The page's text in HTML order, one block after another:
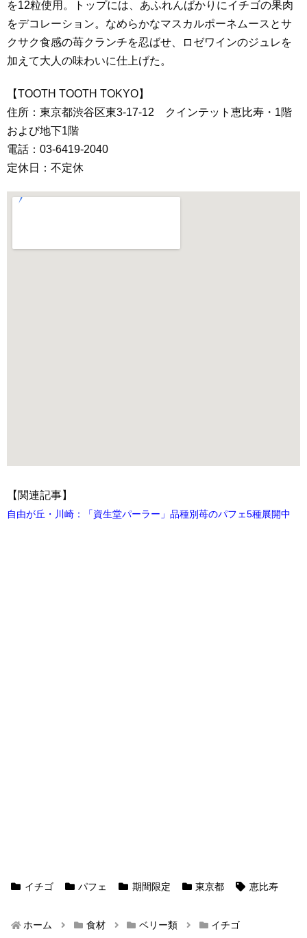
を12粒使用。トップには、あふれんばかりにイチゴの果肉
をデコレーション。なめらかなマスカルポーネムースとサ
クサク食感の苺クランチを忍ばせ、ロゼワインのジュレを
加えて大人の味わいに仕上げた。
【TOOTH TOOTH TOKYO】
住所：東京都渋谷区東3-17-12 クインテット恵比寿・1階
および地下1階
電話：03-6419-2040
定休日：不定休
【関連記事】
自由が丘・川崎：「資生堂パーラー」品種別苺のパフェ5種展開中
イチゴ パフェ 期間限定 東京都 恵比寿
ホーム 食材 ベリー類 イチゴ